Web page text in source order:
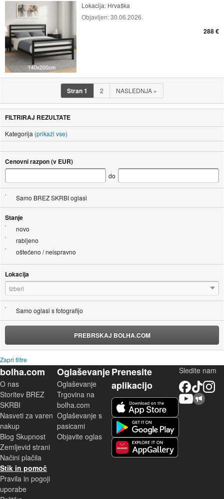
Lokacija: Hrvaška
Objavljen:30.06.2026.
288 €
Stran1 2 NASLEDNJA »
FILTRIRAJ REZULTATE
Kategorija (prikaži vse)
Cenovni razpon (v EUR)
do
Samo BREZ SKRBI oglasi
Stanje
novo
rabljeno
oštećeno / neispravno
Lokacija
Izberi
Samo oglasi s fotografijo
PREBRSKAJ BOLHA.COM
Zapri filtre
bolha.com
O nas
Storitev BREZ
SKRBI
Nasveti za varen
nakup
Blog Skupnost
Zemljevid strani
Načini plačila
Stik in pomoč
Pravila in pogoji
uporabe
Oglaševanje
Oglaševanje
Trgovina na
bolha.com
Oglaševanje s
pasicami
Objavite oglas
Prenesite
aplikacijo
Sledite nam